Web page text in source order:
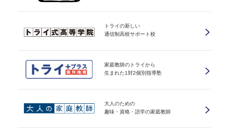
トライの新しい
通信制高校サポート校
家庭教師のトライから
生まれた1対2個別指導塾
大人のための
趣味・資格・語学の家庭教師